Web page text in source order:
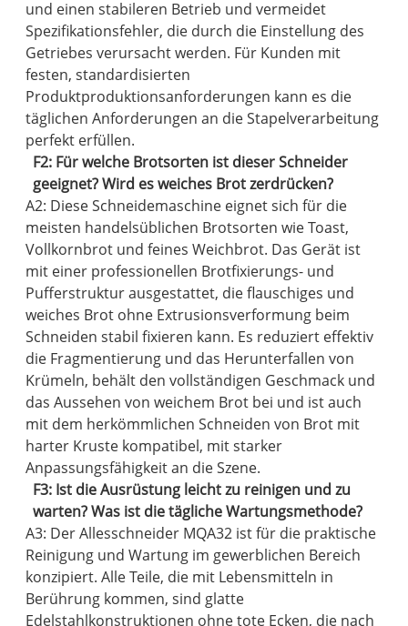
und einen stabileren Betrieb und vermeidet
Spezifikationsfehler, die durch die Einstellung des
Getriebes verursacht werden. Für Kunden mit
festen, standardisierten
Produktproduktionsanforderungen kann es die
täglichen Anforderungen an die Stapelverarbeitung
perfekt erfüllen.
F2: Für welche Brotsorten ist dieser Schneider
geeignet? Wird es weiches Brot zerdrücken?
A2: Diese Schneidemaschine eignet sich für die
meisten handelsüblichen Brotsorten wie Toast,
Vollkornbrot und feines Weichbrot. Das Gerät ist
mit einer professionellen Brotfixierungs- und
Pufferstruktur ausgestattet, die flauschiges und
weiches Brot ohne Extrusionsverformung beim
Schneiden stabil fixieren kann. Es reduziert effektiv
die Fragmentierung und das Herunterfallen von
Krümeln, behält den vollständigen Geschmack und
das Aussehen von weichem Brot bei und ist auch
mit dem herkömmlichen Schneiden von Brot mit
harter Kruste kompatibel, mit starker
Anpassungsfähigkeit an die Szene.
F3: Ist die Ausrüstung leicht zu reinigen und zu
warten? Was ist die tägliche Wartungsmethode?
A3: Der Allesschneider MQA32 ist für die praktische
Reinigung und Wartung im gewerblichen Bereich
konzipiert. Alle Teile, die mit Lebensmitteln in
Berührung kommen, sind glatte
Edelstahlkonstruktionen ohne tote Ecken, die nach